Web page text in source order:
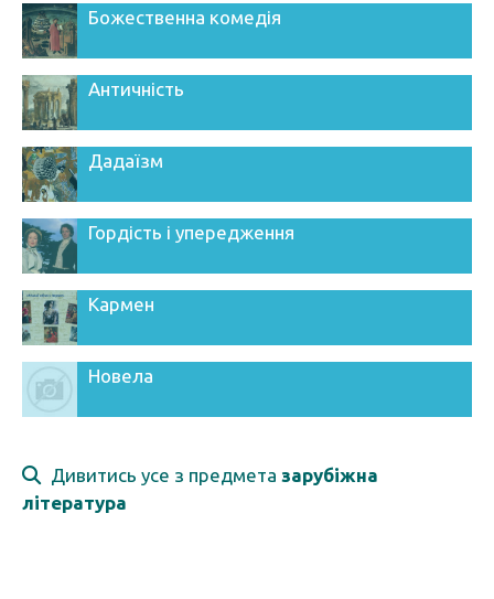
Божественна комедія
Античність
Дадаїзм
Гордість і упередження
Кармен
Новела
Дивитись усе з предмета зарубіжна
література